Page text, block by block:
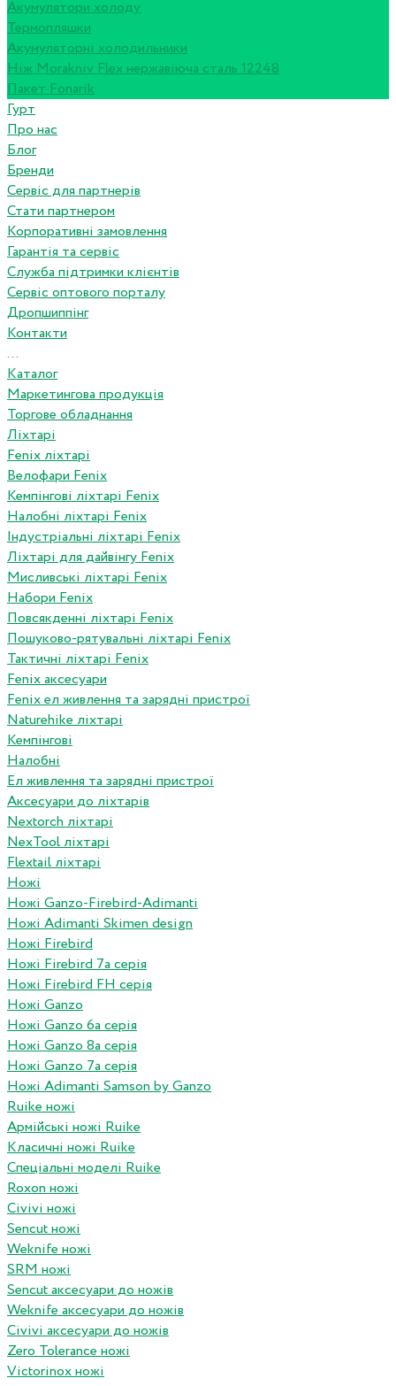
Акумулятори холоду
Термопляшки
Акумуляторні холодильники
Ніж Morakniv Flex нержавіюча сталь 12248
Пакет Fonarik
Гурт
Про нас
Блог
Бренди
Сервіс для партнерів
Стати партнером
Корпоративні замовлення
Гарантія та сервіс
Служба підтримки клієнтів
Сервіс оптового порталу
Дропшиппінг
Контакти
...
Каталог
Маркетингова продукція
Торгове обладнання
Ліхтарі
Fenix ліхтарі
Велофари Fenix
Кемпінгові ліхтарі Fenix
Налобні ліхтарі Fenix
Індустріальні ліхтарі Fenix
Ліхтарі для дайвінгу Fenix
Мисливські ліхтарі Fenix
Набори Fenix
Повсякденні ліхтарі Fenix
Пошуково-рятувальні ліхтарі Fenix
Тактичні ліхтарі Fenix
Fenix аксесуари
Fenix ел живлення та зарядні пристрої
Naturehike ліхтарі
Кемпінгові
Налобні
Ел живлення та зарядні пристрої
Аксесуари до ліхтарів
Nextorch ліхтарі
NexTool ліхтарі
Flextail ліхтарі
Ножі
Ножі Ganzo-Firebird-Adimanti
Ножі Adimanti Skimen design
Ножі Firebird
Ножі Firebird 7а серія
Ножі Firebird FH серія
Ножі Ganzo
Ножі Ganzo 6а серія
Ножі Ganzo 8а серія
Ножі Ganzo 7а серія
Ножі Adimanti Samson by Ganzo
Ruike ножі
Армійські ножі Ruike
Класичні ножі Ruike
Спеціальні моделі Ruike
Roxon ножi
Civivi ножі
Sencut ножі
Weknife ножі
SRM ножі
Sencut аксесуари до ножів
Weknife аксесуари до ножів
Civivi аксесуари до ножів
Zero Tolerance ножі
Victorinox ножі